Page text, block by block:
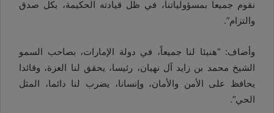
نقوم جميعا بمسؤولياتنا، في ظل قيادته الحكيمة، بكل صدق
والتزام”.
وأضاف: “هنيئا لنا جميعاً، في دولة الإمارات، بصاحب السمو
الشيخ محمد بن زايد آل نهيان، رئيسا، يحقق لنا العزة، وقائدا
يحافظ على الأمن والأمان، وإنسانا، يضرب لنا دائما، المثل
الحي”.